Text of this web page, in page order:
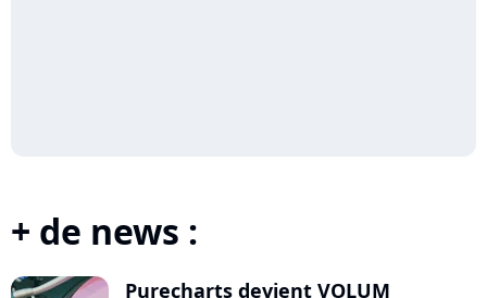
+ de news :
Purecharts devient VOLUM